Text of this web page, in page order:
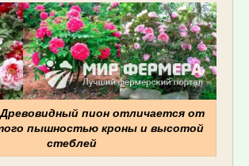
Древовидный пион отличается от
пышностью кроны и высотой
стеблей